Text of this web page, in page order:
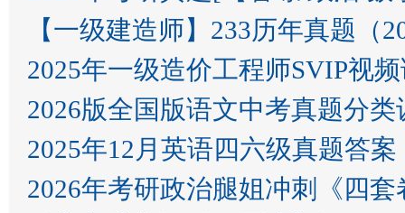
【一级建造师】233历年真题（
2025年一级造价工程师SVIP视
2026版全国版语文中考真题分
2025年12月英语四六级真题答
2026年考研政治腿姐冲刺《四